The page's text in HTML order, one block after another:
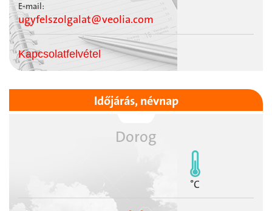
E-mail:
ugyfelszolgalat@veolia.com
Kapcsolatfelvétel
Időjárás, névnap
Dorog
°C